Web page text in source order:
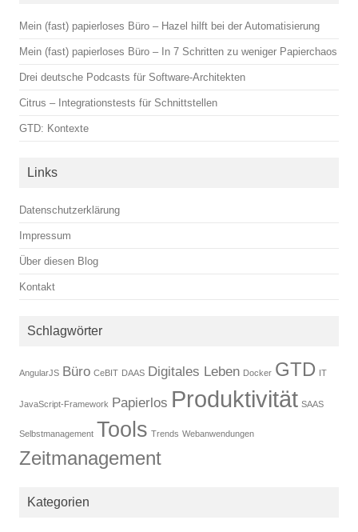
Mein (fast) papierloses Büro – Hazel hilft bei der Automatisierung
Mein (fast) papierloses Büro – In 7 Schritten zu weniger Papierchaos
Drei deutsche Podcasts für Software-Architekten
Citrus – Integrationstests für Schnittstellen
GTD: Kontexte
Links
Datenschutzerklärung
Impressum
Über diesen Blog
Kontakt
Schlagwörter
AngularJS Büro CeBIT DAAS Digitales Leben Docker GTD IT
JavaScript-Framework Papierlos Produktivität SAAS
Selbstmanagement Tools Trends Webanwendungen
Zeitmanagement
Kategorien